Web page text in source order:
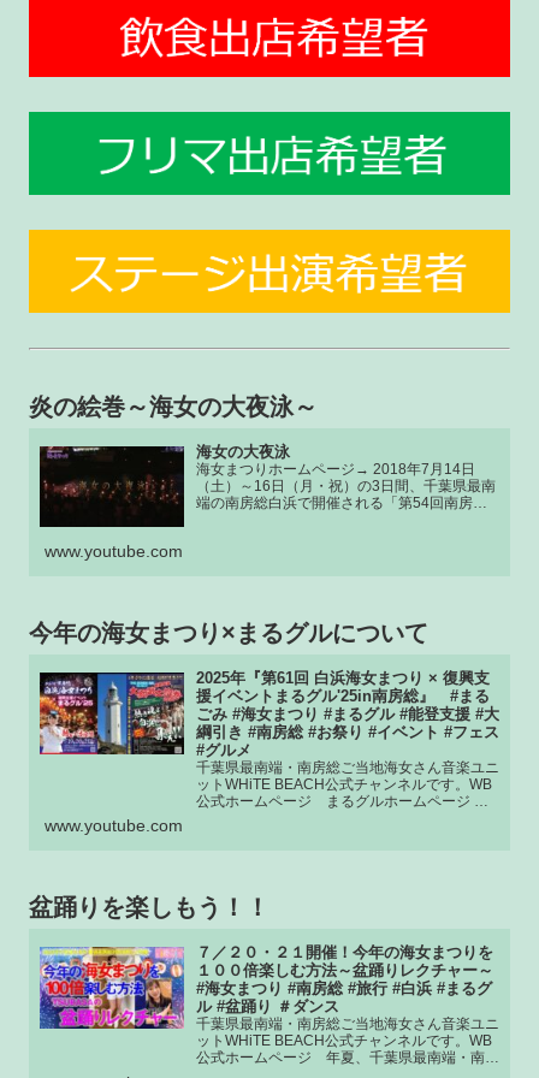
炎の絵巻～海女の大夜泳～
海女の大夜泳
海女まつりホームページ→ 2018年7月14日
（土）～16日（月・祝）の3日間、千葉県最南
端の南房総白浜で開催される「第54回南房総
www.youtube.com
今年の海女まつり×まるグルについて
2025年『第61回 白浜海女まつり × 復興支
援イベントまるグル'25in南房総』 #まる
ごみ #海女まつり #まるグル #能登支援 #大
綱引き #南房総 #お祭り #イベント #フェス
#グルメ
千葉県最南端・南房総ご当地海女さん音楽ユニ
ットWHiTE BEACH公式チャンネルです。WB
公式ホームページ まるグルホームページ 海
www.youtube.com
盆踊りを楽しもう！！
７／２０・２１開催！今年の海女まつりを
１００倍楽しむ方法～盆踊りレクチャー～
#海女まつり #南房総 #旅行 #白浜 #まるグ
ル #盆踊り ＃ダンス
千葉県最南端・南房総ご当地海女さん音楽ユニ
ットWHiTE BEACH公式チャンネルです。WB
公式ホームページ 年夏、千葉県最南端・南房